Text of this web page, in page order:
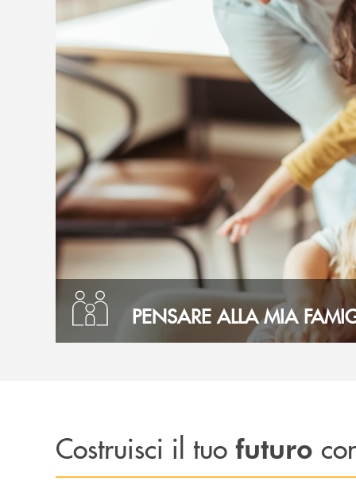
PENSARE ALLA MIA
Pensare alla mia famiglia
Costruisci il tuo futuro